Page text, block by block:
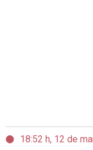
18:52 h, 12 de